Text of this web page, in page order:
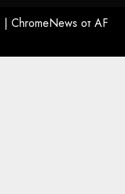
| ChromeNews от AF